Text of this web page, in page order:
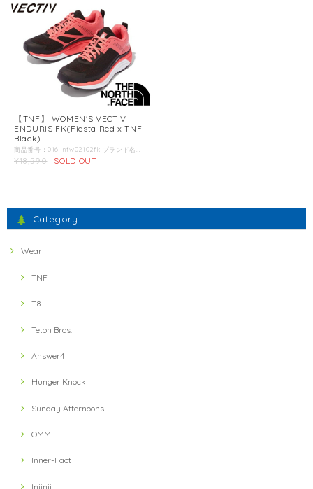
【TNF】 WOMEN'S VECTIV
ENDURIS FK(Fiesta Red x TNF
Black)
¥18,590 SOLD OUT
Category
Wear
TNF
T8
Teton Bros.
Answer4
Hunger Knock
Sunday Afternoons
OMM
Inner-Fact
Injinji